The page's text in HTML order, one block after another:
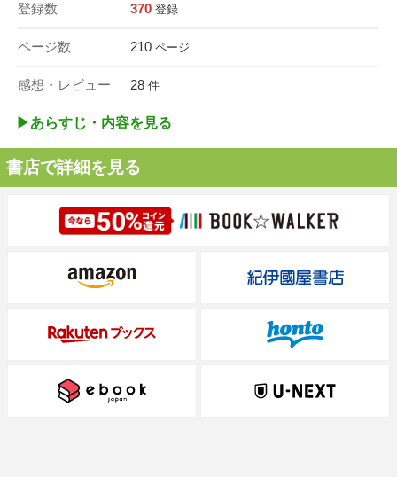
登録数 370 登録
ページ数 210 ページ
感想・レビュー 28 件
▶︎あらすじ・内容を見る
書店で詳細を見る